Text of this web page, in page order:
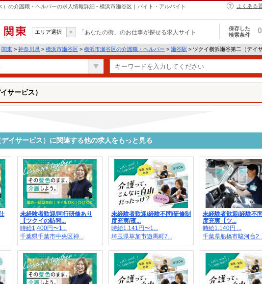
）の介護職・ヘルパーの求人情報詳細 - 横浜市瀬谷区｜バイト・アルバイト
よくある
関東
エリア選択 「あなたの街」のお仕事が探せる求人サイト
保存した
検索条件
0
関東 > 神奈川県 > 横浜市瀬谷区 > 横浜市瀬谷区の介護職・ヘルパー > 瀬谷駅 > ツクイ横浜瀬谷第二（デイ
サービス）
イサービス）に関連する他の求人をもっと見る
未経験者歓迎/同行研修あり
【ツクイの訪問...
時給1,400円〜1...
千葉県千葉市中央区神...
未経験者歓迎/経験不問/研修制
度充実/夜...
時給1,141円〜1...
埼玉県草加市遊馬町7...
未経験者歓迎/経験不
度充実【ツ...
時給1,140円 ...
千葉県船橋市駿河台